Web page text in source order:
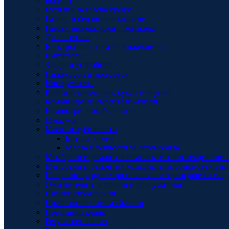
Бутилки за газова уредба
Газови и бензинови клапани
Газови инжекциони – комплект
Диагностика
Електроники за газов инжекцион
Емулатори
Зарядни устройства
Инжектори и аксесоари
Инструменти
Кабелни конектори, букси и обувки
Комбинирани смесители -клапи
Компютри и окабеляване
Маркучи
Масла и лубриканти
Битова химия
Масла и течности за автомобила
Мембрани и ремонтни комплекти за инжекционни
Мембрани и ремонтни комплекти за обикновени
Накрайници,адаптори и чашки за зареждане на газ
Омаслители за клапани и консумативи
Планки,скоби,шини
Превключватели газ-бензин
Предпазни клапи
Регулатори на газ